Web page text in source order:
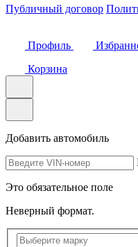
Публичный договор
Профиль
Корзина
Добавить автомобиль
Это обязательное поле
Неверный формат.